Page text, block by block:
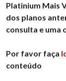
Platinium Mais
dos planos
consulta e uma
Por favor faça
conteúdo